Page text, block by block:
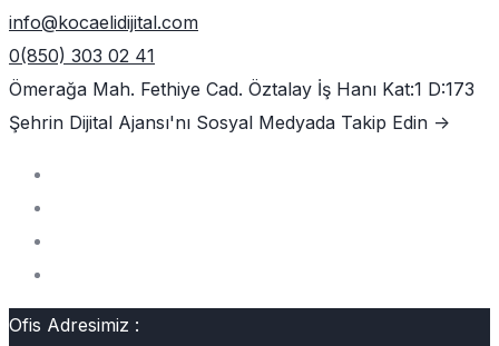
info@kocaelidijital.com
0(850) 303 02 41
Ömerağa Mah. Fethiye Cad. Öztalay İş Hanı Kat:1 D:173
Şehrin Dijital Ajansı'nı Sosyal Medyada Takip Edin ->
Ofis Adresimiz :